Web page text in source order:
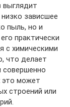
выглядит
зависшее
пыль, но и
практически
с химическими
что делает
совершенно
это может
строений или